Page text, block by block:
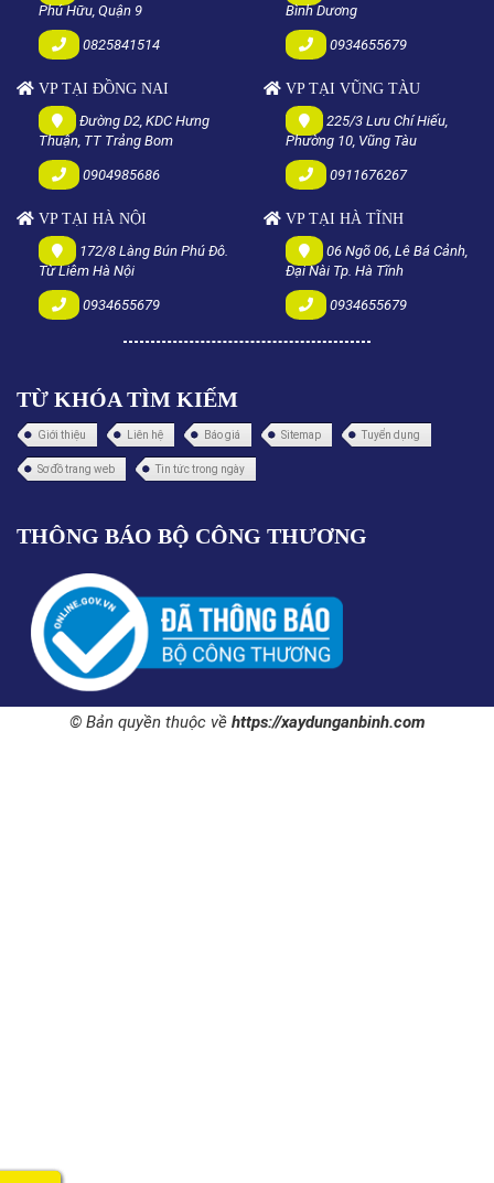
Phú Hữu, Quận 9
0825841514
Bình Dương
0934655679
VP TẠI ĐỒNG NAI
Đường D2, KDC Hưng
Thuận, TT Trảng Bom
0904985686
VP TẠI VŨNG TÀU
225/3 Lưu Chí Hiếu,
Phường 10, Vũng Tàu
0911676267
VP TẠI HÀ NỘI
172/8 Làng Bún Phú Đô.
Từ Liêm Hà Nội
0934655679
VP TẠI HÀ TĨNH
06 Ngõ 06, Lê Bá Cảnh,
Đại Nài Tp. Hà Tĩnh
0934655679
TỪ KHÓA TÌM KIẾM
Giới thiệu Liên hệ Báo giá Sitemap Tuyển dụng
Sơ đồ trang web Tin tức trong ngày
THÔNG BÁO BỘ CÔNG THƯƠNG
© Bản quyền thuộc về https://xaydunganbinh.com